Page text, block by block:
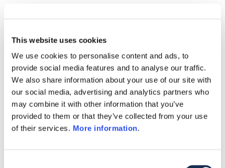
This website uses cookies
We use cookies to personalise content and ads, to
provide social media features and to analyse our traffic.
We also share information about your use of our site with
our social media, advertising and analytics partners who
may combine it with other information that you’ve
provided to them or that they’ve collected from your use
of their services. More information.
Compila il form sottostante e
accetta la liberatoria per essere
ripreso in video e fotografato
come partecipante all’evento
organizzato da 4cLegal e Aiga.